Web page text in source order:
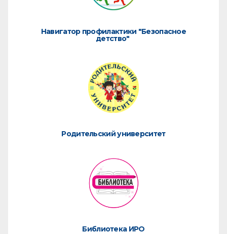
Навигатор профилактики "Безопасное
детство"
Родительский университет
Библиотека ИРО